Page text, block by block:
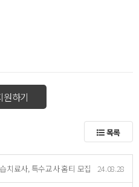
원하기
목록
치료사, 특수교사 홈티 모집 24.08.28